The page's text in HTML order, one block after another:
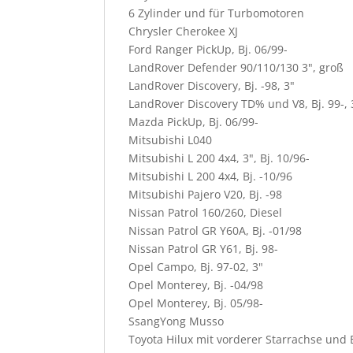
6 Zylinder und für Turbomotoren
Chrysler Cherokee XJ
Ford Ranger PickUp, Bj. 06/99-
LandRover Defender 90/110/130 3", groß
LandRover Discovery, Bj. -98, 3"
LandRover Discovery TD% und V8, Bj. 99-,
Mazda PickUp, Bj. 06/99-
Mitsubishi L040
Mitsubishi L 200 4x4, 3", Bj. 10/96-
Mitsubishi L 200 4x4, Bj. -10/96
Mitsubishi Pajero V20, Bj. -98
Nissan Patrol 160/260, Diesel
Nissan Patrol GR Y60A, Bj. -01/98
Nissan Patrol GR Y61, Bj. 98-
Opel Campo, Bj. 97-02, 3"
Opel Monterey, Bj. -04/98
Opel Monterey, Bj. 05/98-
SsangYong Musso
Toyota Hilux mit vorderer Starrachse und